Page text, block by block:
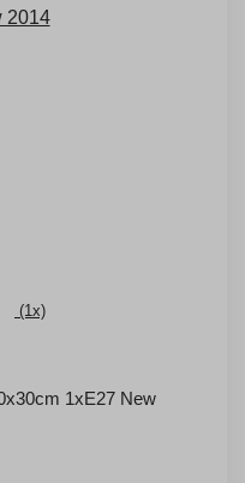
(1x)
1xE27 New